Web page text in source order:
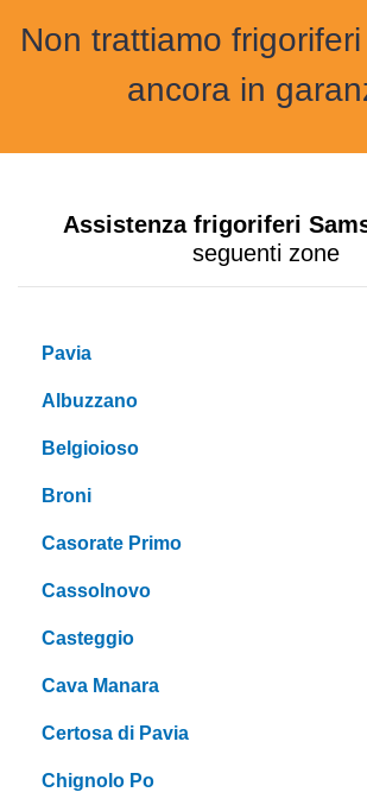
Non trattiamo
ancora in
Assistenza frigoriferi
seguenti zone
Pavia
Albuzzano
Belgioioso
Broni
Casorate Primo
Cassolnovo
Casteggio
Cava Manara
Certosa di Pavia
Chignolo Po